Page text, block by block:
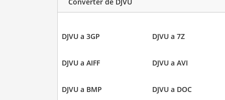
DJVU a 3GP DJVU a 7Z
DJVU a AIFF DJVU a AVI
DJVU a BMP DJVU a DOC